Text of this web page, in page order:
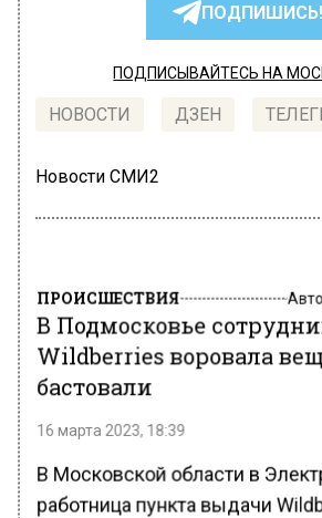
ПОДПИШИСЬ!
ПОДПИСЫВАЙТЕСЬ НА
НОВОСТИ ДЗЕН
Новости СМИ2
ПРОИСШЕСТВИЯ
В Подмосковье
Wildberries воровала
бастовали
16 марта 2023, 18:39
В Московской области в
работница пункта выдачи